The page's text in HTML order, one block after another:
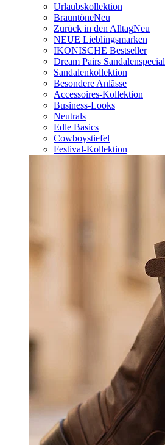
Urlaubskollektion
BrauntöneNeu
Zurück in den AlltagNeu
NEUE Lieblingsmarken
IKONISCHE Bestseller
Dream Pairs Sandalenspecial
Sandalenkollektion
Besondere Anlässe
Accessoires-Kollektion
Business-Looks
Neutrals
Edle Basics
Cowboystiefel
Festival-Kollektion